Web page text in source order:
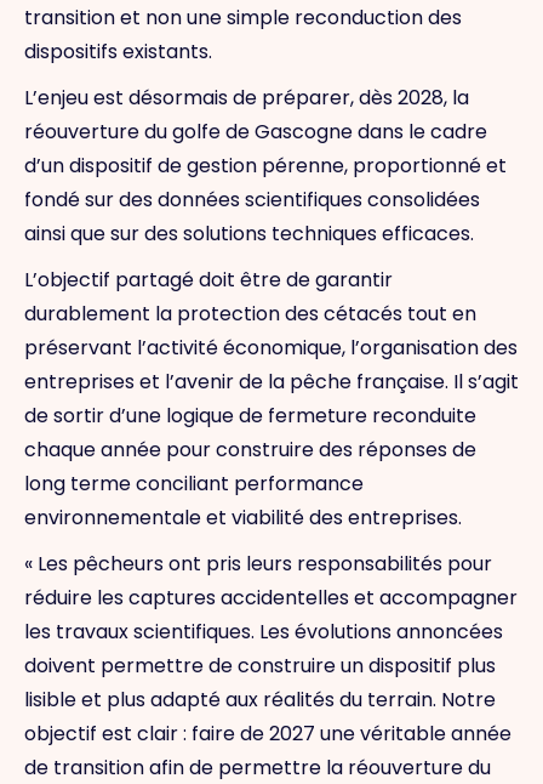
transition et non une simple reconduction des
dispositifs existants.
L’enjeu est désormais de préparer, dès 2028, la
réouverture du golfe de Gascogne dans le cadre
d’un dispositif de gestion pérenne, proportionné et
fondé sur des données scientifiques consolidées
ainsi que sur des solutions techniques efficaces.
L’objectif partagé doit être de garantir
durablement la protection des cétacés tout en
préservant l’activité économique, l’organisation des
entreprises et l’avenir de la pêche française. Il s’agit
de sortir d’une logique de fermeture reconduite
chaque année pour construire des réponses de
long terme conciliant performance
environnementale et viabilité des entreprises.
« Les pêcheurs ont pris leurs responsabilités pour
réduire les captures accidentelles et accompagner
les travaux scientifiques. Les évolutions annoncées
doivent permettre de construire un dispositif plus
lisible et plus adapté aux réalités du terrain. Notre
objectif est clair : faire de 2027 une véritable année
de transition afin de permettre la réouverture du